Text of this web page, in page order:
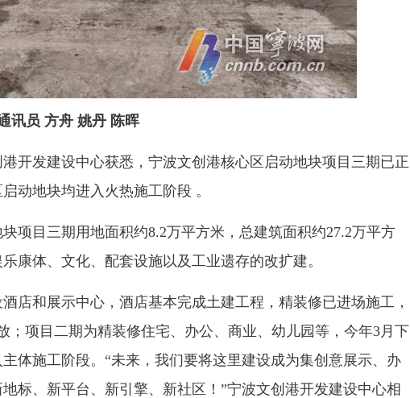
讯员 方舟 姚丹 陈晖
发建设中心获悉，宁波文创港核心区启动地块项目三期已正
动地块均进入火热施工阶段 。
目三期用地面积约8.2万平方米，总建筑面积约27.2万平方
康体、文化、配套设施以及工业遗存的改扩建。
和展示中心，酒店基本完成土建工程，精装修已进场施工，
；项目二期为精装修住宅、办公、商业、幼儿园等，今年3月下
体施工阶段。“未来，我们要将这里建设成为集创意展示、办
标、新平台、新引擎、新社区！”宁波文创港开发建设中心相